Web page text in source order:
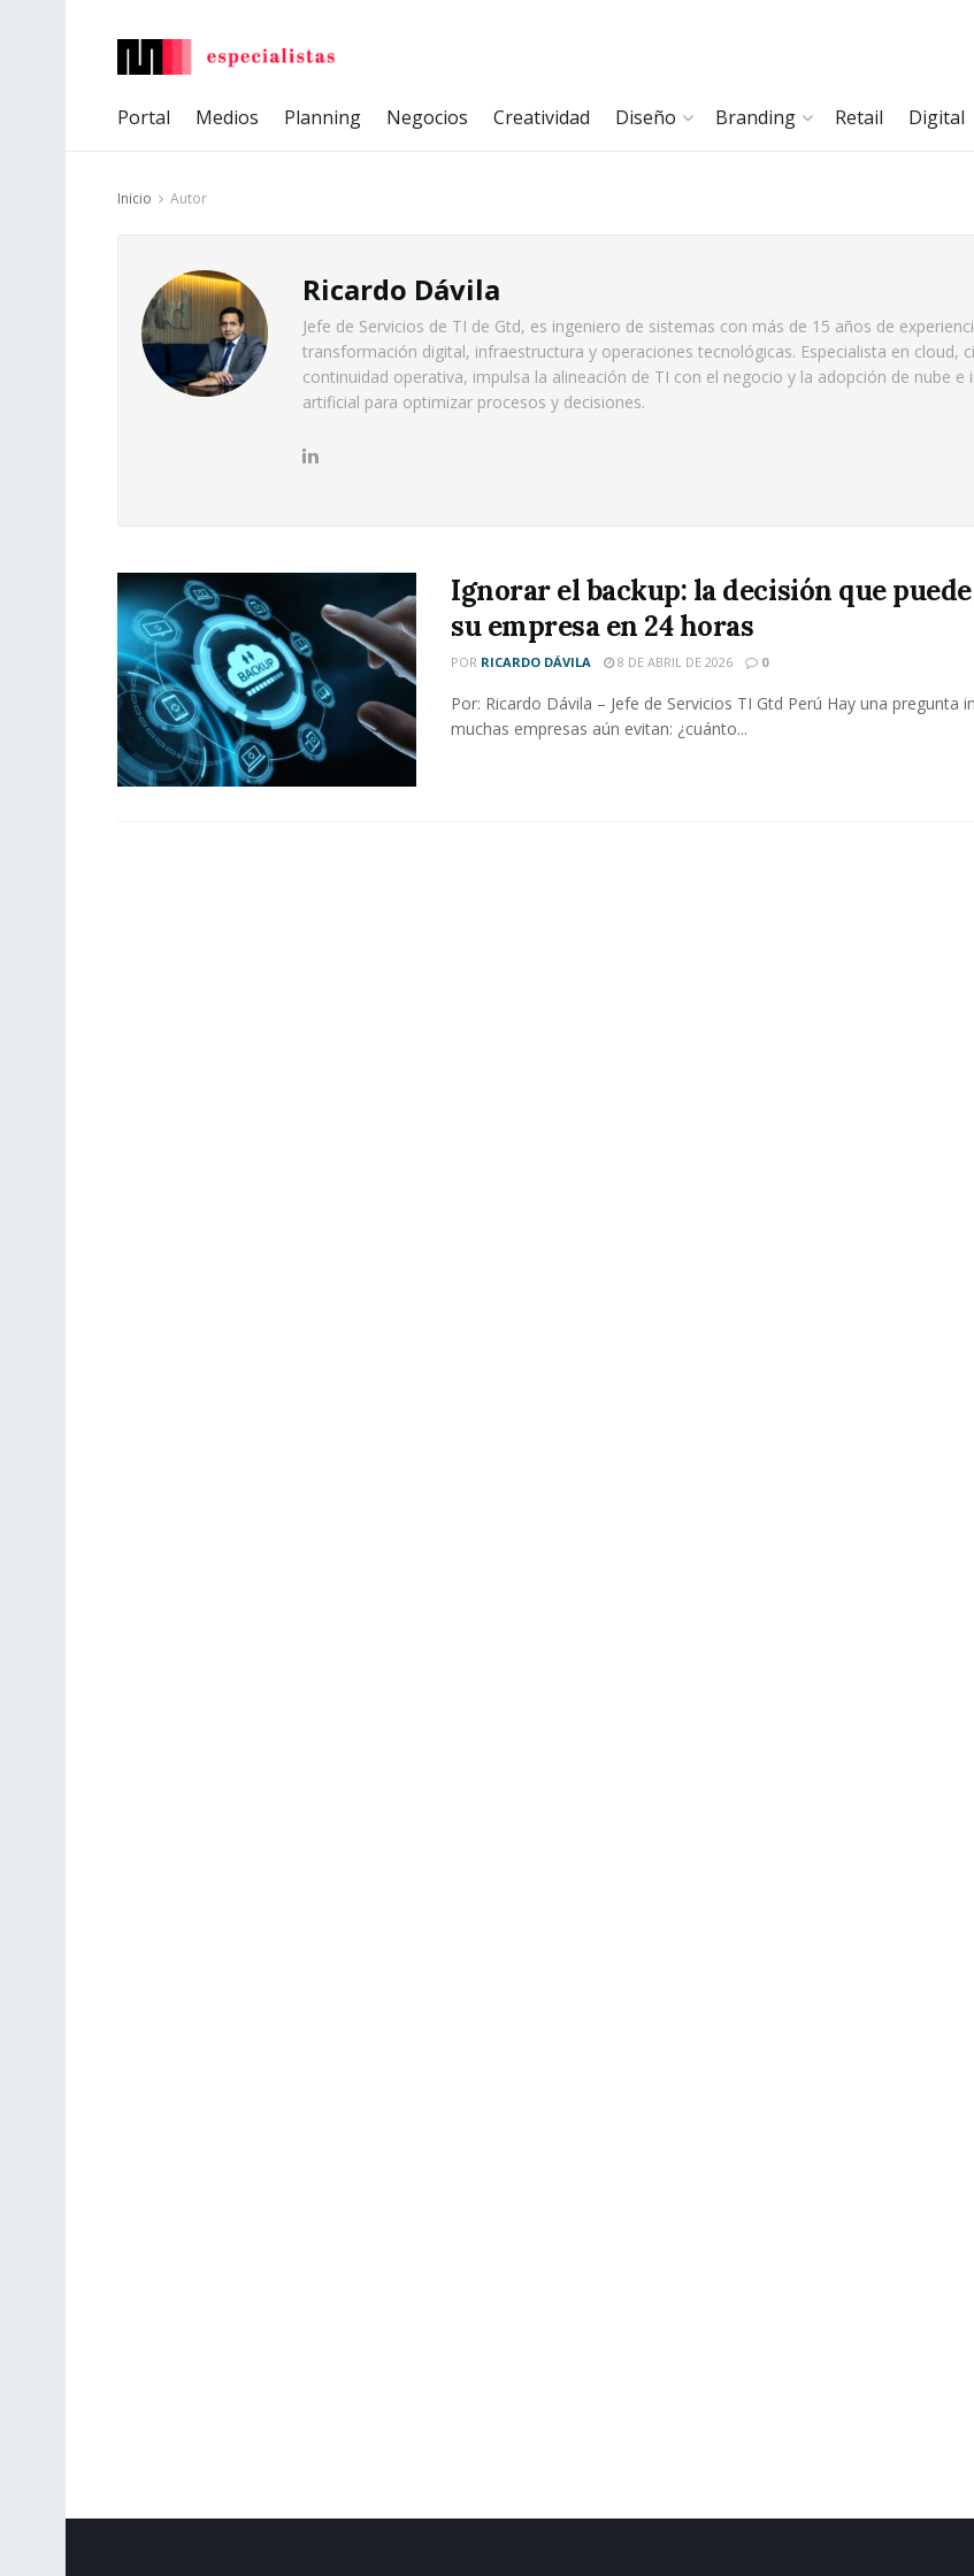
Portal Medios Planning Negocios Creatividad Diseño Branding Retail Digital
Inicio Autor
Ricardo Dávila
Jefe de Servicios de TI de Gtd, es ingeniero de sistemas con más de 15 años de
transformación digital, infraestructura y operaciones tecnológicas. Especialista en cloud,
continuidad operativa, impulsa la alineación de TI con el negocio y la adopción de nube e
artificial para optimizar procesos y decisiones.
Ignorar el backup: la decisión que
su empresa en 24 horas
POR RICARDO DÁVILA 8 DE ABRIL DE 2026 0
Por: Ricardo Dávila – Jefe de Servicios TI Gtd Perú Hay una pregunta
muchas empresas aún evitan: ¿cuánto...